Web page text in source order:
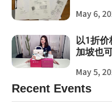
May 6,
以1折
加坡也
May 5,
Recent Events